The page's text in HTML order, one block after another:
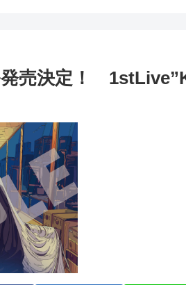
売決定！